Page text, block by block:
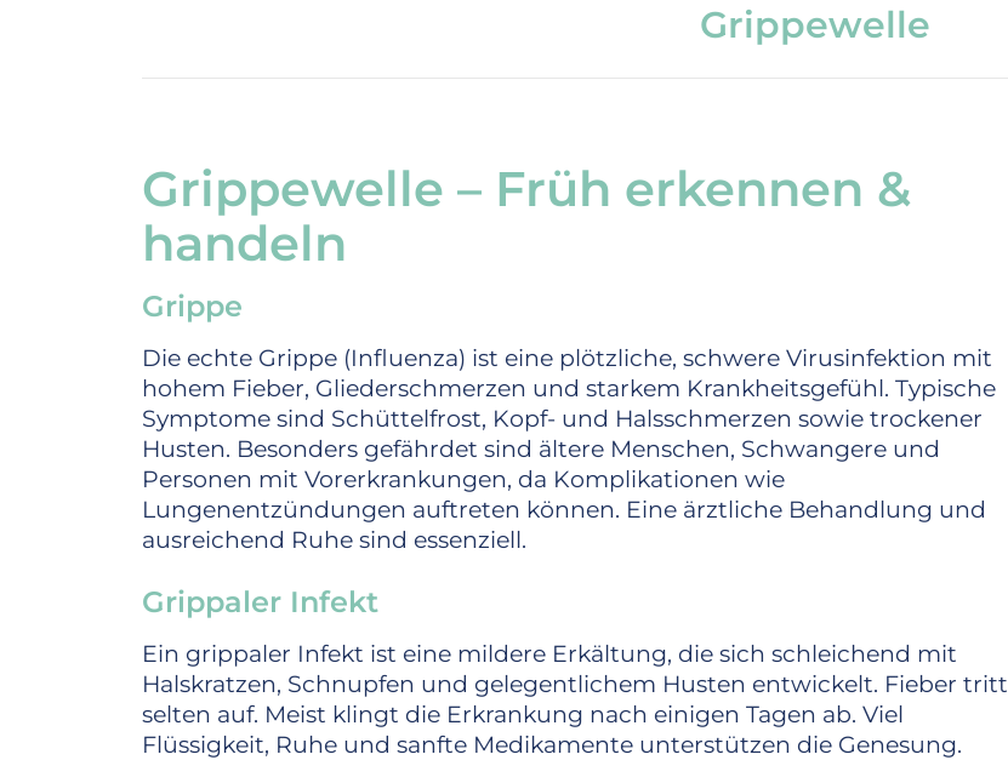
Grippewelle
Grippewelle – Früh erkennen &
handeln
Grippe
Die echte Grippe (Influenza) ist eine plötzliche, schwere Virusinfektion mit
hohem Fieber, Gliederschmerzen und starkem Krankheitsgefühl. Typische
Symptome sind Schüttelfrost, Kopf- und Halsschmerzen sowie trockener
Husten. Besonders gefährdet sind ältere Menschen, Schwangere und
Personen mit Vorerkrankungen, da Komplikationen wie
Lungenentzündungen auftreten können. Eine ärztliche Behandlung und
ausreichend Ruhe sind essenziell.
Grippaler Infekt
Ein grippaler Infekt ist eine mildere Erkältung, die sich schleichend mit
Halskratzen, Schnupfen und gelegentlichem Husten entwickelt. Fieber tritt
selten auf. Meist klingt die Erkrankung nach einigen Tagen ab. Viel
Flüssigkeit, Ruhe und sanfte Medikamente unterstützen die Genesung.